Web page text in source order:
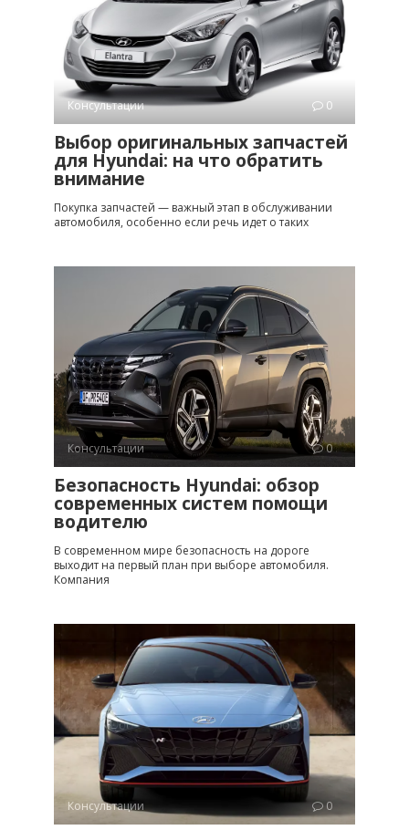
Консультации 0
Выбор оригинальных запчастей
для Hyundai: на что обратить
внимание
Покупка запчастей — важный этап в обслуживании
автомобиля, особенно если речь идет о таких
Консультации 0
Безопасность Hyundai: обзор
современных систем помощи
водителю
В современном мире безопасность на дороге
выходит на первый план при выборе автомобиля.
Компания
Консультации 0